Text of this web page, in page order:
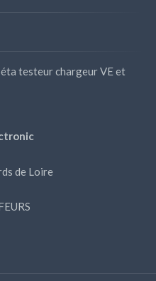
testeur chargeur VE et
de Loire